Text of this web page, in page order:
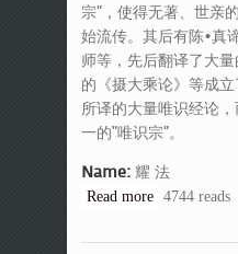
宗”，使得无著、世亲
始流传。其后有陈•真
师等，先后翻译了大
的《摄大乘论》等成
所译的大量唯识经论
一的“唯识宗”。
Name: 耀 法
Read moreabout 玄奘
4744 reads